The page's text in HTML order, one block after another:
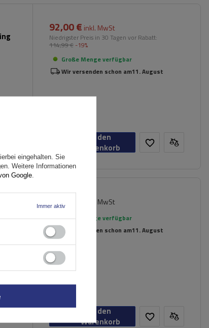
92,00 € inkl. MwSt
Niedrigster Preis in 30 Tagen vor Rabatt:
114,99 € -19%
Große Menge verfügbar
Wir versenden schon am11. August
In den
Warenkorb
79,99 € inkl. MwSt
Große Menge verfügbar
Wir versenden schon am11. August
In den
Warenkorb
eingehalten. Sie
Weitere Informationen
Google
Immer aktiv